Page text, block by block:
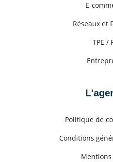
E-
Réseaux et
TPE /
Politique de
Conditions
Mentions